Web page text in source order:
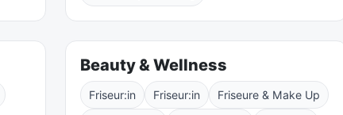
Beauty & Wellness
Friseur:in Friseur:in Friseure & Make Up